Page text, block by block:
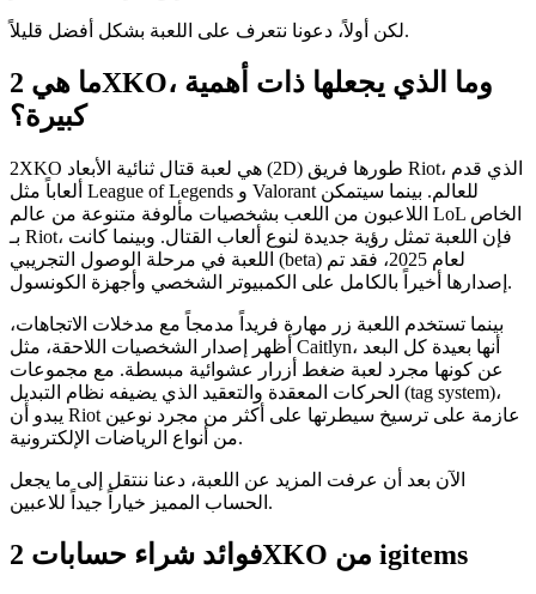
لكن أولاً، دعونا نتعرف على اللعبة بشكل أفضل قليلاً.
ما هي 2XKO، وما الذي يجعلها ذات أهمية
كبيرة؟
2XKO هي لعبة قتال ثنائية الأبعاد (2D) طورها فريق Riot، الذي قدم
ألعاباً مثل League of Legends و Valorant للعالم. بينما سيتمكن
اللاعبون من اللعب بشخصيات مألوفة متنوعة من عالم LoL الخاص
بـ Riot، فإن اللعبة تمثل رؤية جديدة لنوع ألعاب القتال. وبينما كانت
اللعبة في مرحلة الوصول التجريبي (beta) لعام 2025، فقد تم
إصدارها أخيراً بالكامل على الكمبيوتر الشخصي وأجهزة الكونسول.
بينما تستخدم اللعبة زر مهارة فريداً مدمجاً مع مدخلات الاتجاهات،
أظهر إصدار الشخصيات اللاحقة، مثل Caitlyn، أنها بعيدة كل البعد
عن كونها مجرد لعبة ضغط أزرار عشوائية مبسطة. مع مجموعات
الحركات المعقدة والتعقيد الذي يضيفه نظام التبديل (tag system)،
يبدو أن Riot عازمة على ترسيخ سيطرتها على أكثر من مجرد نوعين
من أنواع الرياضات الإلكترونية.
الآن بعد أن عرفت المزيد عن اللعبة، دعنا ننتقل إلى ما يجعل
الحساب المميز خياراً جيداً للاعبين.
فوائد شراء حسابات 2XKO من igitems